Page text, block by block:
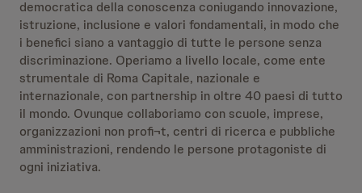
democratica della conoscenza coniugando innovazione,
istruzione, inclusione e valori fondamentali, in modo che
i benefici siano a vantaggio di tutte le persone senza
discriminazione. Operiamo a livello locale, come ente
strumentale di Roma Capitale, nazionale e
internazionale, con partnership in oltre 40 paesi di tutto
il mondo. Ovunque collaboriamo con scuole, imprese,
organizzazioni non profi¬t, centri di ricerca e pubbliche
amministrazioni, rendendo le persone protagoniste di
ogni iniziativa.